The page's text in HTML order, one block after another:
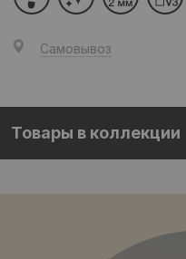
Самовывоз
Товары в коллекции